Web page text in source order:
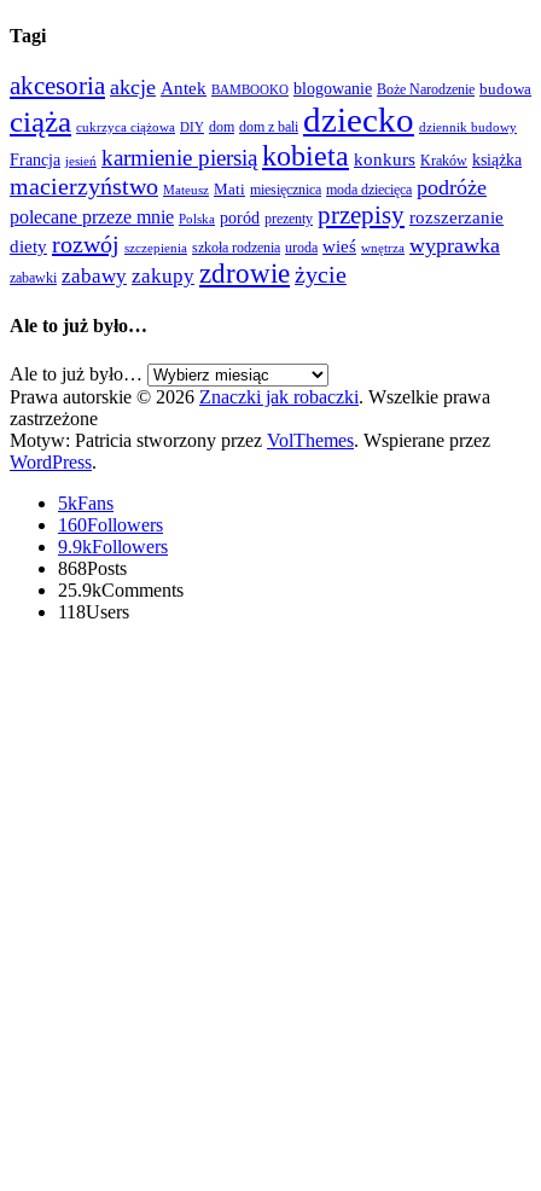
Tagi
akcesoria akcje Antek BAMBOOKO blogowanie Boże Narodzenie budowa
ciąża cukrzyca ciążowa DIY dom dom z bali dziecko dziennik budowy
Francja jesień karmienie piersiąkobieta konkurs Kraków książka
macierzyństwo Mateusz Mati miesięcznica moda dziecięca podróże
polecane przeze mnie Polska poród prezenty przepisy rozszerzanie
diety rozwój szczepienia szkoła rodzenia uroda wieś wnętrza wyprawka
zabawki zabawy zakupy zdrowieżycie
Ale to już było…
Ale to już było…
Prawa autorskie © 2026 Znaczki jak robaczki. Wszelkie prawa
zastrzeżone
Motyw: Patricia stworzony przez VolThemes. Wspierane przez
WordPress.
5kFans
160Followers
9.9kFollowers
868Posts
25.9kComments
118Users